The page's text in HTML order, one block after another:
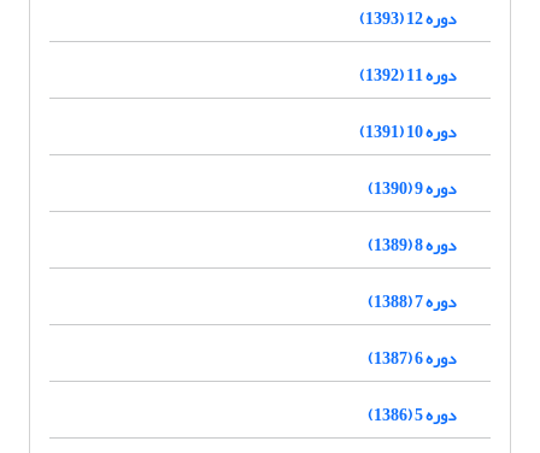
دوره 12 (1393)
دوره 11 (1392)
دوره 10 (1391)
دوره 9 (1390)
دوره 8 (1389)
دوره 7 (1388)
دوره 6 (1387)
دوره 5 (1386)